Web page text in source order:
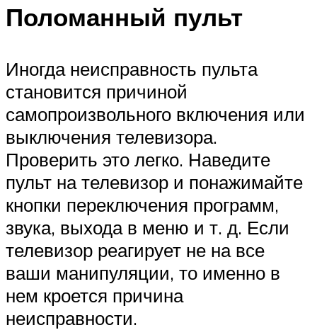
Поломанный пульт
Иногда неисправность пульта
становится причиной
самопроизвольного включения или
выключения телевизора.
Проверить это легко. Наведите
пульт на телевизор и понажимайте
кнопки переключения программ,
звука, выхода в меню и т. д. Если
телевизор реагирует не на все
ваши манипуляции, то именно в
нем кроется причина
неисправности.